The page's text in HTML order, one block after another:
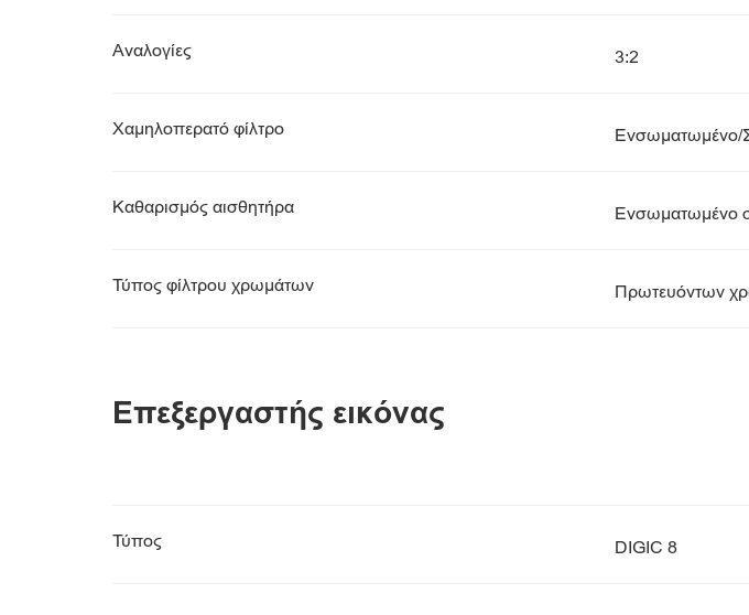
Αναλογίες 3:2
Χαμηλοπερατό φίλτρο Ενσωματωμένο/
Καθαρισμός αισθητήρα Ενσωματωμένο
Τύπος φίλτρου χρωμάτων Πρωτευόντων
Επεξεργαστής εικόνας
Τύπος DIGIC 8